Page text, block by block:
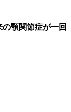
顎関節症が一回